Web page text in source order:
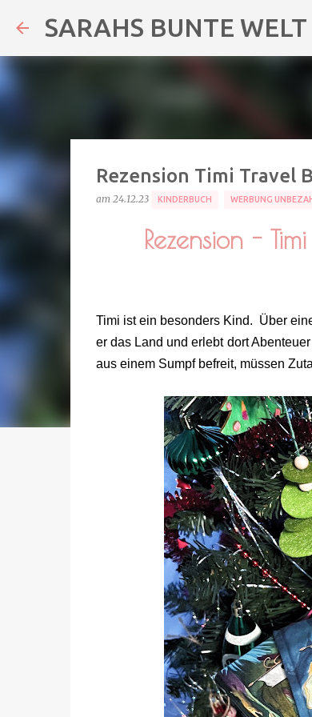
SARAHS BUNTE WELT
Rezension Timi Travel
am 24.12.23 KINDERBUCH WERBUNG
Rezension -
Timi ist ein besonders Kind. Über
er das Land und erlebt dort
aus einem Sumpf befreit, müssen